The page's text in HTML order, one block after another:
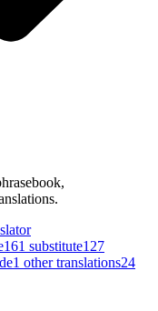
161 substitute127
1 other translations24